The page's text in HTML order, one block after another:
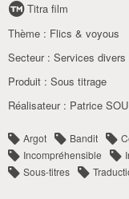
Titra film
Thème : Flics & voyous
Secteur : Services divers
Produit : Sous titrage
Réalisateur : Patrice
Argot Bandit
Incompréhensible
Sous-titres